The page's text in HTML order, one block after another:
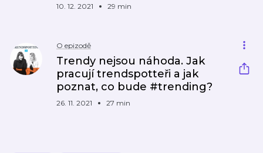
10. 12. 2021 29 min
O epizodě
Trendy nejsou náhoda. Jak
pracují trendspotteři a jak
poznat, co bude #trending?
26. 11. 2021 27 min